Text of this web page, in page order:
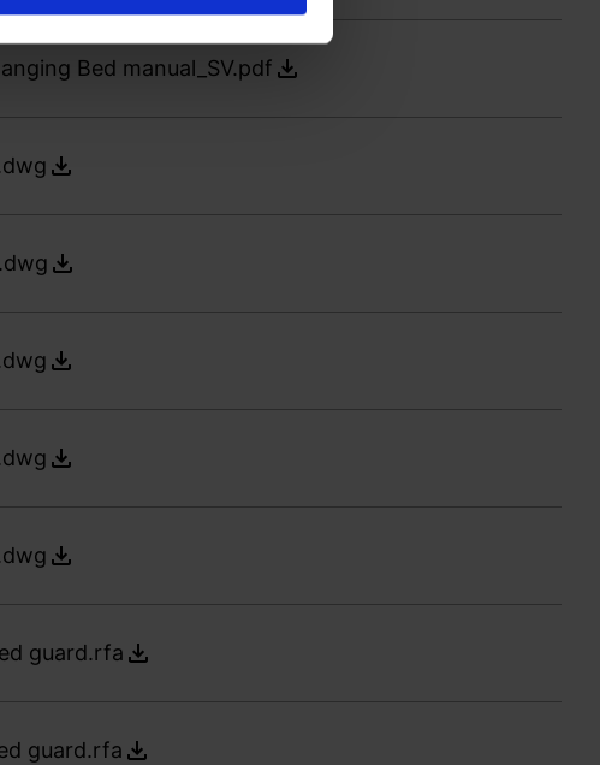
andre oplysninger, du har givet
Bed manual_SV.pdf
guard.rfa
guard.rfa